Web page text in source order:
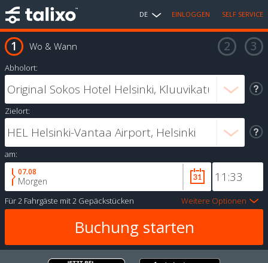
DE EINLOGGEN SELF SERVICE
Wo & Wann
Abholort:
Zielort:
am:
07.08
Morgen
Für2 Fahrgäste mit2 Gepäckstücken Weitere Optionen